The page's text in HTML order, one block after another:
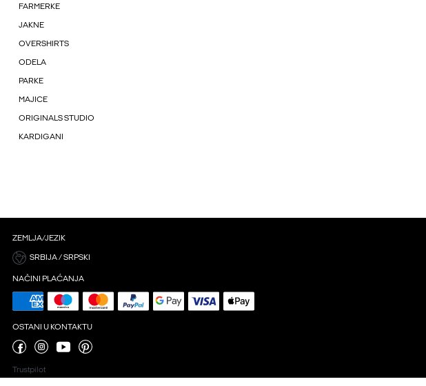
FARMERKE
JAKNE
OVERSHIRTS
ODELA
PARKE
MAJICE
ORIGINALS STUDIO
KARDIGANI
ZEMLJA/JEZIK
SRBIJA / SRPSKI
NAČINI PLAĆANJA
OSTANI U KONTAKTU
Trustpilot